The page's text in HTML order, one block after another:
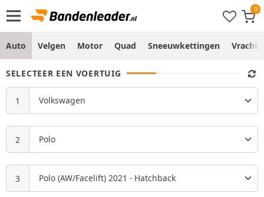
Auto Velgen Motor Quad Sneeuwkettingen
SELECTEER EEN VOERTUIG